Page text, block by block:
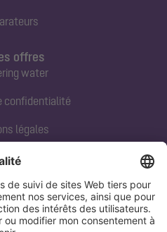
direct
88 65 76 00
offres
water
confidentialité
légales